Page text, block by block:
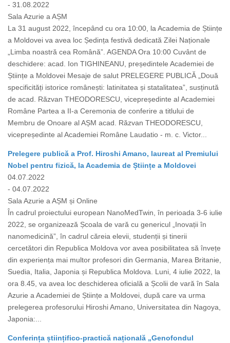
- 31.08.2022
Sala Azurie a AȘM
La 31 august 2022, începând cu ora 10:00, la Academia de Științe
a Moldovei va avea loc Ședința festivă dedicată Zilei Naționale
„Limba noastră cea Română”. AGENDA Ora 10:00 Cuvânt de
deschidere: acad. Ion TIGHINEANU, președintele Academiei de
Științe a Moldovei Mesaje de salut PRELEGERE PUBLICĂ „Două
specificități istorice românești: latinitatea și statalitatea”, susținută
de acad. Răzvan THEODORESCU, vicepreședinte al Academiei
Române Partea a II-a Ceremonia de conferire a titlului de
Membru de Onoare al AȘM acad. Răzvan THEODORESCU,
vicepreședinte al Academiei Române Laudatio - m. c. Victor...
Prelegere publică a Prof. Hiroshi Amano, laureat al Premiului
Nobel pentru fizică, la Academia de Științe a Moldovei
04.07.2022
- 04.07.2022
Sala Azurie a AȘM și Online
În cadrul proiectului european NanoMedTwin, în perioada 3-6 iulie
2022, se organizează Școala de vară cu genericul „Inovații în
nanomedicină”, în cadrul căreia elevii, studenții și tinerii
cercetători din Republica Moldova vor avea posibilitatea să învețe
din experiența mai multor profesori din Germania, Marea Britanie,
Suedia, Italia, Japonia și Republica Moldova. Luni, 4 iulie 2022, la
ora 8.45, va avea loc deschiderea oficială a Școlii de vară în Sala
Azurie a Academiei de Științe a Moldovei, după care va urma
prelegerea profesorului Hiroshi Amano, Universitatea din Nagoya,
Japonia:...
Conferința științifico-practică națională „Genofondul